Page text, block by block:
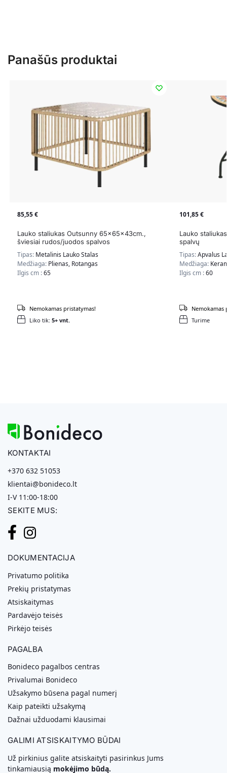
Panašūs produktai
85,55€
Lauko staliukas Outsunny 65x65x43cm.,
šviesiai rudos/juodos spalvos
Tipas: Metalinis Lauko Stalas
Medžiaga: Plienas, Rotangas
Ilgis cm :65
Liko tik: 5+ vnt.
Nemokamas pristatymas!
101,85€
Lauko
spalvų
Tipas:Apvalus
Medžiaga:
Ilgis cm :60
Turime
Nemokamas
KONTAKTAI
+370 632 51053
klientai@bonideco.lt
I-V 11:00-18:00
SEKITE MUS:
DOKUMENTACIJA
Privatumo politika
Prekių pristatymas
Atsiskaitymas
Pardavėjo teisės
Pirkėjo teisės
PAGALBA
Bonideco pagalbos centras
Privalumai Bonideco
Užsakymo būsena pagal numerį
Kaip pateikti užsakymą
Dažnai užduodami klausimai
GALIMI ATSISKAITYMO BŪDAI
Už pirkinius galite atsiskaityti pasirinkus Jums
tinkamiausią mokėjimo būdą.